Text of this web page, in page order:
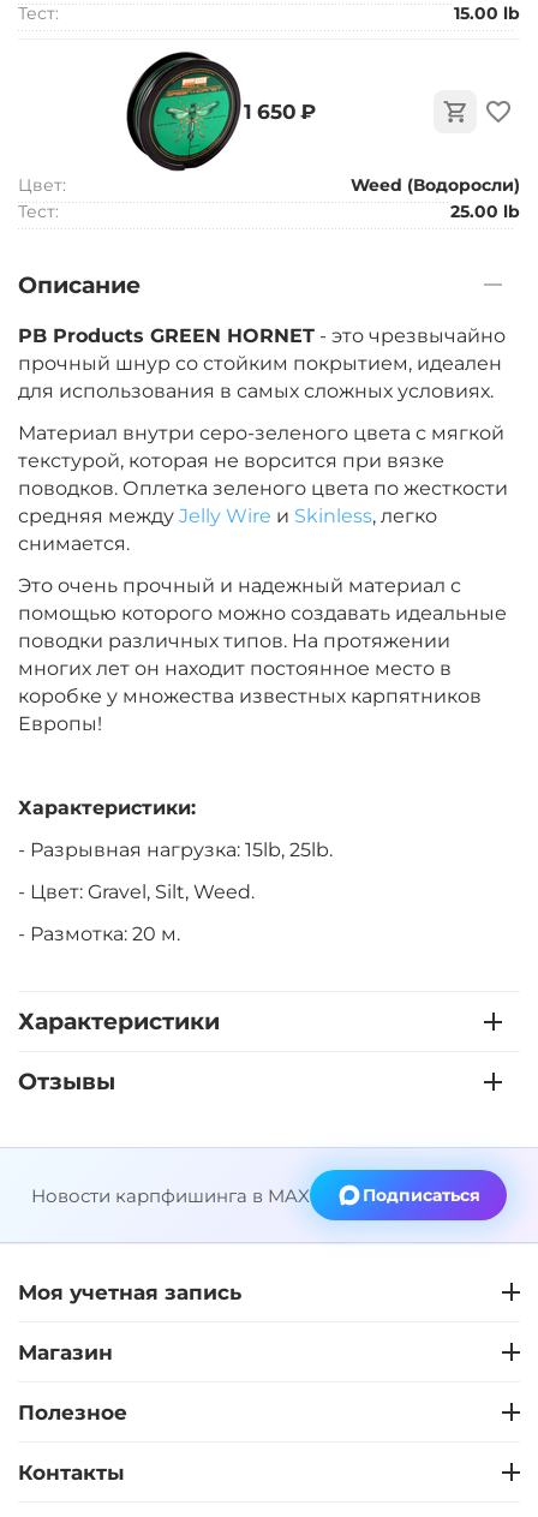
Тест:
15.00 lb
‍1 650‍ ₽
Цвет:
Weed (Водоросли)
Тест:
25.00 lb
Описание
PB Products GREEN HORNET - это чрезвычайно
прочный шнур со стойким покрытием, идеален
для использования в самых сложных условиях.
Материал внутри серо-зеленого цвета с мягкой
текстурой, которая не ворсится при вязке
поводков. Оплетка зеленого цвета по жесткости
средняя между Jelly Wire и Skinless, легко
снимается.
Это очень прочный и надежный материал с
помощью которого можно создавать идеальные
поводки различных типов. На протяжении
многих лет он находит постоянное место в
коробке у множества известных карпятников
Европы!
Характеристики:
- Разрывная нагрузка: 15lb, 25lb.
- Цвет: Gravel, Silt, Weed.
- Размотка: 20 м.
Характеристики
Отзывы
Новости карпфишинга в MAX Подписаться
Моя учетная запись
Магазин
Полезное
Контакты